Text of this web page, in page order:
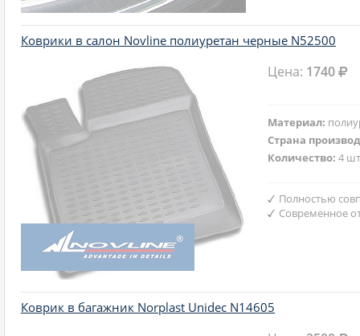
Коврики в салон Novline полиуретан черные N52500
Цена: 1740
Материал:
Страна
Количество:4
Полностью
Современное
Коврик в багажник Norplast Unidec N14605